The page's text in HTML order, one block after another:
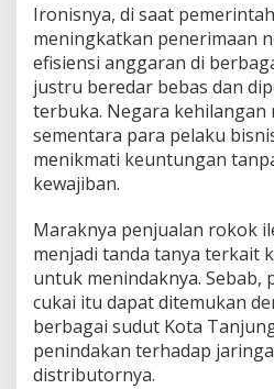
Ironisnya, di saat
meningkatkan penerimaan
efisiensi anggaran di
justru beredar bebas dan
terbuka. Negara kehilangan
sementara para pelaku
menikmati keuntungan
kewajiban.
Maraknya penjualan rokok
menjadi tanda tanya terkait
untuk menindaknya. Sebab,
cukai itu dapat ditemukan
berbagai sudut Kota
penindakan terhadap
distributornya.